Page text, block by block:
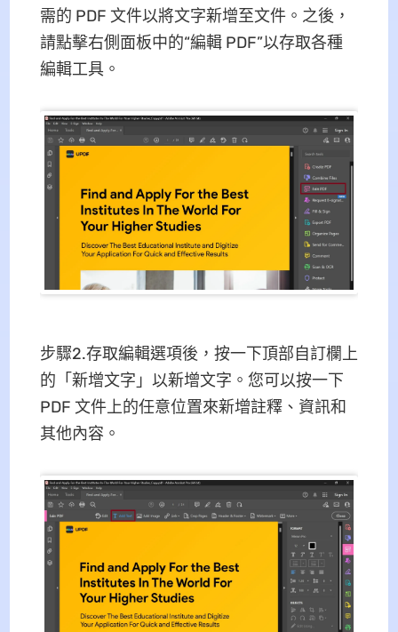
需的 PDF 文件以將文字新增至文件。之後，
請點擊右側面板中的“編輯 PDF”以存取各種
編輯工具。
步驟2.存取編輯選項後，按一下頂部自訂欄上
的「新增文字」以新增文字。您可以按一下
PDF 文件上的任意位置來新增註釋、資訊和
其他內容。